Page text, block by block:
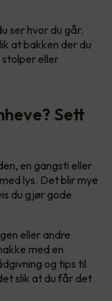
ser hvor du går.
at bakken der du
stolper eller
Sett
en gangsti eller
lys. Det blir mye
du gjør gode
eller andre
med en
og tips til
slik at du får det